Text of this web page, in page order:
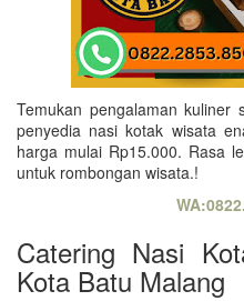
Temukan pengalaman kuliner
penyedia nasi kotak wisata
harga mulai Rp15.000. Rasa
untuk rombongan wisata.!
Catering Nasi
Kota Batu Malang